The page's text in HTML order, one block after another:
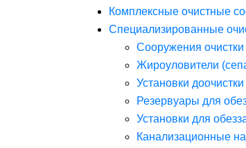
Комплексные очистные
Специализированные
Сооружения
Жироуловители
Установки
Резервуары для
Установки для
Канализационные